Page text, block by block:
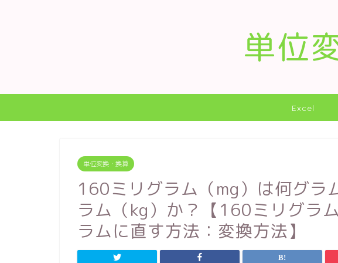
単位
Excel
単位変換・換算
160ミリグラム（mg）は何グラ
ラム（kg）か？【160ミリグラ
ラムに直す方法：変換方法】